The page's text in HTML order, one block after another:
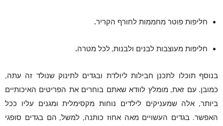
חליפות פוטר מחממות לחורף הקריר.
חליפות מעוצבות לבנים ולבנות, לכל מטרה.
בנוסף תוכלו לתכנן חבילות ליולדת ובגדים לתינוק שנולד זה עתה,
כמובן. עם זאת,מומלץ לוודא שאתם בוחרים את הפריטים האיכותיים
ביותר, אלה שמעניקים לילדים נוחות מקסימלית ומגנים עליו ככל
האפשר. בגדים העשויים מאה אחוז כותנה, למשל, הם בגדים סופגי